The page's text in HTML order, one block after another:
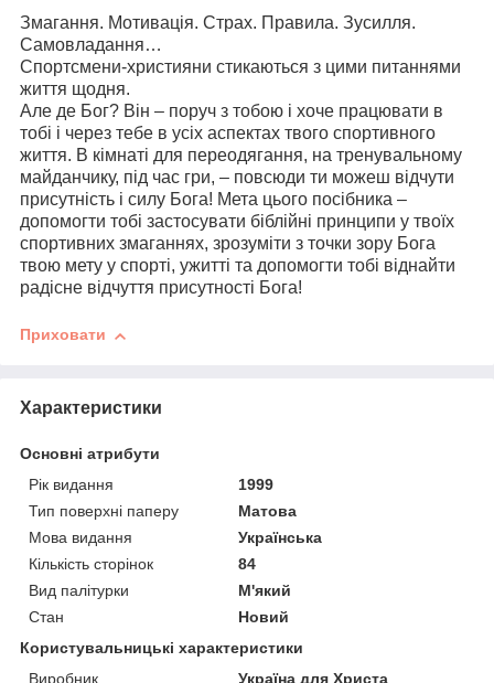
Змагання. Мотивація. Страх. Правила. Зусилля.
Самовладання…
Спортсмени-християни стикаються з цими питаннями
життя щодня.
Але де Бог? Він – поруч з тобою і хоче працювати в
тобі і через тебе в усіх аспектах твого спортивного
життя. В кімнаті для переодягання, на тренувальному
майданчику, під час гри, – повсюди ти можеш відчути
присутність і силу Бога! Мета цього посібника –
допомогти тобі застосувати біблійні принципи у твоїх
спортивних змаганнях, зрозуміти з точки зору Бога
твою мету у спорті, ужитті та допомогти тобі віднайти
радісне відчуття присутності Бога!
Приховати
Характеристики
Основні атрибути
Рік видання
1999
Тип поверхні паперу
Матова
Мова видання
Українська
Кількість сторінок
84
Вид палітурки
М'який
Стан
Новий
Користувальницькі характеристики
Виробник
Україна для Христа